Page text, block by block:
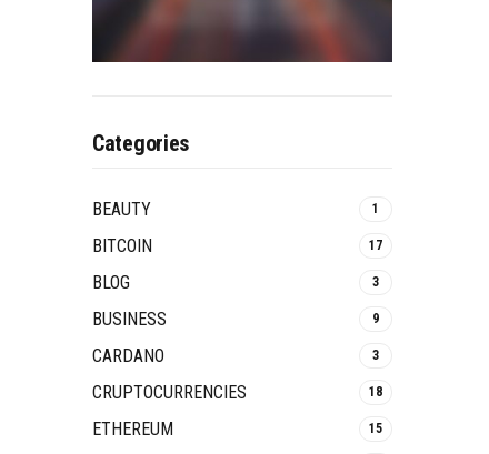
Categories
BEAUTY 1
BITCOIN 17
BLOG 3
BUSINESS 9
CARDANO 3
CRUPTOCURRENCIES 18
ETHEREUM 15